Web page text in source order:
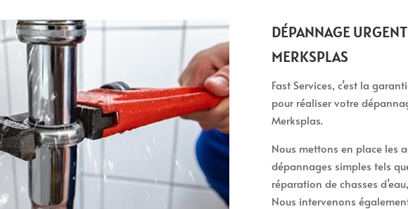
DÉPANNAGE
MERKSPLAS
Fast Services, c’est la
pour réaliser votre
Merksplas.
Nous mettons en place les
dépannages simples tels
réparation de chasses
Nous intervenons